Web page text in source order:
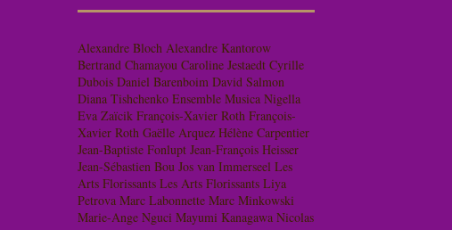
Alexandre Bloch Alexandre Kantorow
Bertrand Chamayou Caroline Jestaedt Cyrille
Dubois Daniel Barenboim David Salmon
Diana Tishchenko Ensemble Musica Nigella
Eva Zaïcik François-Xavier Roth François-
Xavier Roth Gaëlle Arquez Hélène Carpentier
Jean-Baptiste Fonlupt Jean-François Heisser
Jean-Sébastien Bou Jos van Immerseel Les
Arts Florissants Les Arts Florissants Liya
Petrova Marc Labonnette Marc Minkowski
Marie-Ange Nguci Mayumi Kanagawa Nicolas